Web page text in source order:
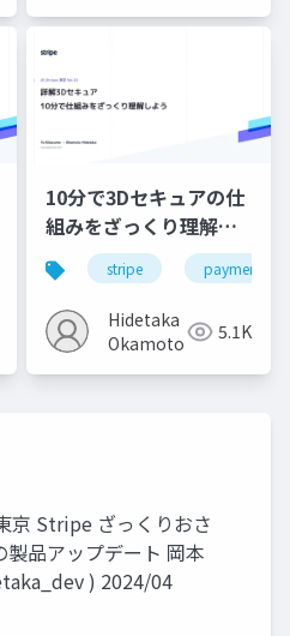
プション 決済システム
10分で3Dセキュアの仕
組みをざっくり理解し
よう
stripe payment
Hidetaka
Okamoto
5.1K
京 Stripe ざっくりおさ
製品アップデート 岡本
) 2024/04